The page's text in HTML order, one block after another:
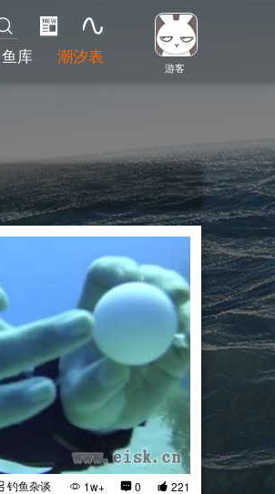
游客
鱼库 潮汐表
钓鱼杂谈 1w+ 0
221